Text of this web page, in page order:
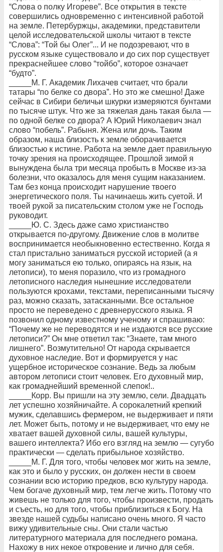
“Слова о полку Игореве”. Все открытия в тексте
совершились одновременно с интенсивной работой
на земле. Петербуржцы, академики, представители
целой исследовательской школы читают в тексте
“Слова”: “Той бы Олег”... И не подозревают, что в
русском языке существовало и до сих пор существует
прекраснейшее слово “тойбо”, которое означает
“будто”.
_____М. Г. Академик Лихачев считает, что брали
татары “по белке со двора”. Но это же смешно! Даже
сейчас в Сибири беличьи шкурки измеряются бунтами
по тысяче штук. Что же за тяжелая дань такая была —
по одной белке со двора? А Юрий Николаевич знал
слово “побель”. Рабыня. Жена или дочь. Таким
образом, наша близость к земле оборачивается
близостью к истине. Работа на земле дает правильную
точку зрения на происходящее. Прошлой зимой я
вынуждена была три месяца пробыть в Москве из-за
болезни, что оказалось для меня сущим наказанием.
Там без конца происходит нарушение твоего
энергетического поля. Ты начинаешь жить суетой. И
твоей рукой за писательским столом уже не Господь
руководит.
_____Ю. С. Здесь даже само христианство
открывается по-другому. Движение слов в молитве
воспринимается необыкновенно естественно. Когда я
стал пристально заниматься русской историей (а я
могу заниматься ею только, опираясь на язык, на
летописи), то меня поразило, что из громадного
летописного наследия нынешние исследователи
пользуются крохами, текстами, переписанными тысячу
раз, можно сказать, затасканными. Все остальное
просто не переведено с древнерусского языка. Я
позвонил одному известному ученому и спрашиваю:
“Почему же не переводятся и не издаются все русские
летописи?” Он мне ответил так: “Знаете, там много
лишнего”. Возмутительно! От народа скрывается
духовное наследие. Вот и формируется у нас
ущербное историческое сознание. Ведь за любым
автором летописи стоит человек. Его духовный мир,
как громаднейший временной слепок!..
_____Корр. Вы пришли на эту землю, сели. Двадцать
лет успешно хозяйничайте. А сорокалетний крепкий
мужик, сделавшись фермером, не выдерживает и пяти
лет. Может быть, потому и не выдерживает, что ему не
хватает вашей духовной силы, вашей культуры,
вашего интеллекта? Ибо его взгляд на землю — сугубо
практически — сделать прибыльное хозяйство.
_____М. Г. Для того, чтобы человек мог жить на земле,
как это и было у русских, он должен нести в своем
сознании всю историю предков, всю культуру народа.
Чем богаче духовный мир, тем легче жить. Потому что
живешь не только для того, чтобы произвести, продать
и съесть, но для того, чтобы приблизиться к Богу. На
звезде нашей судьбы написано очень много. Я часто
вижу удивительные сны. Они стали частью
литературного материала для последнего романа.
Нахожу в них некое откровение и лично для себя.